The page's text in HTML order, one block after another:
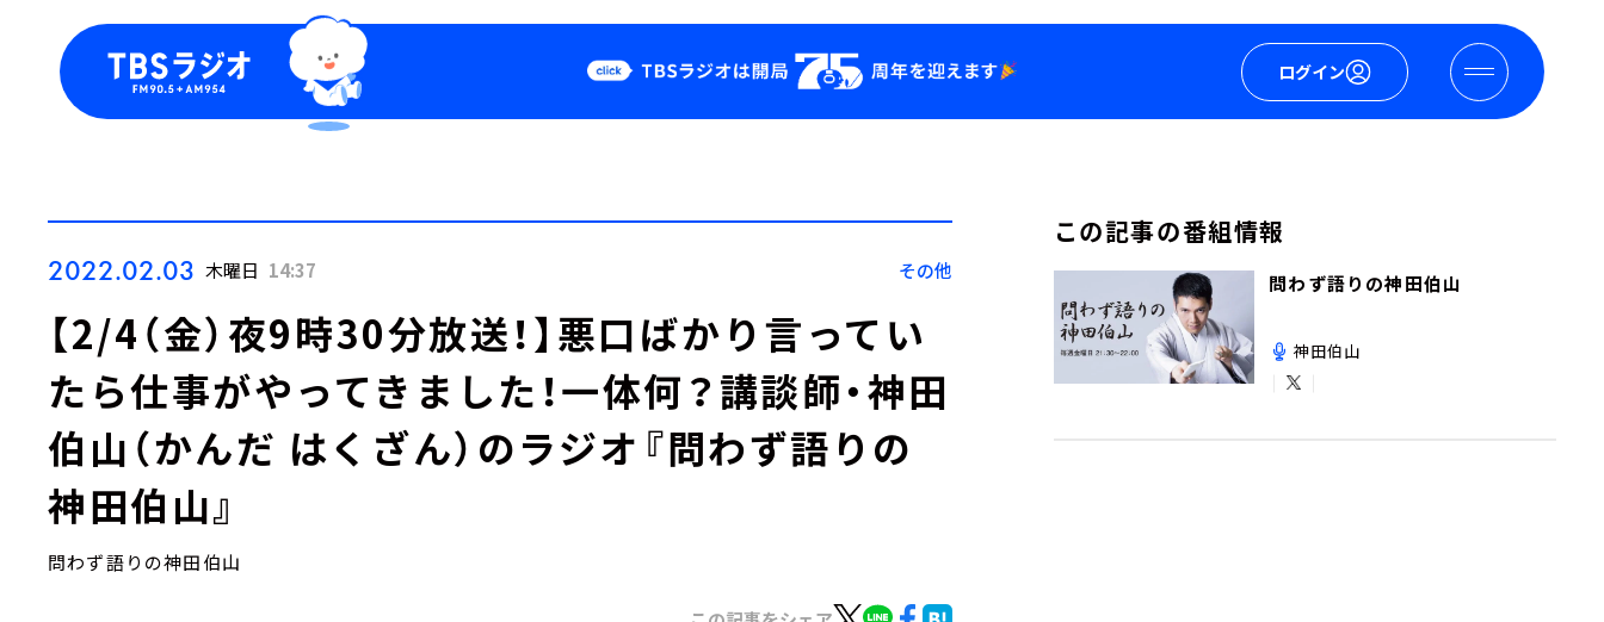
ログイン
Podcast
YouTube
2022.02.03 木曜日 14:37 その他
【2/4（金）夜9時30分放送！】悪口ばかり言ってい
たら仕事がやってきました！一体何？講談師・神田
伯山（かんだ はくざん）のラジオ『問わず語りの
神田伯山』
問わず語りの神田伯山
この記事の番組情報
問わず語りの神田伯山
神田伯山